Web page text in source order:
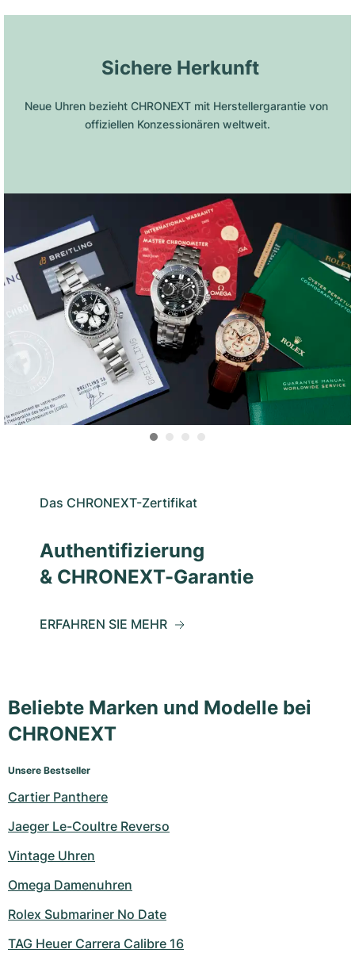
Sichere Herkunft
Neue Uhren bezieht CHRONEXT mit Herstellergarantie von
offiziellen Konzessionären weltweit.
Das CHRONEXT-Zertifikat
Authentifizierung
& CHRONEXT-Garantie
ERFAHREN SIE MEHR
Beliebte Marken und Modelle bei
CHRONEXT
Unsere Bestseller
Cartier Panthere
Jaeger Le-Coultre Reverso
Vintage Uhren
Omega Damenuhren
Rolex Submariner No Date
TAG Heuer Carrera Calibre 16